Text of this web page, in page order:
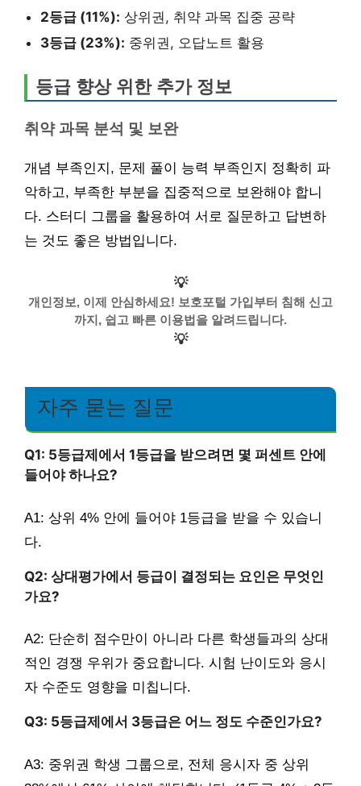
2등급 (11%): 상위권, 취약 과목 집중 공략
3등급 (23%): 중위권, 오답노트 활용
등급 향상 위한 추가 정보
취약 과목 분석 및 보완
개념 부족인지, 문제 풀이 능력 부족인지 정확히 파
악하고, 부족한 부분을 집중적으로 보완해야 합니
다. 스터디 그룹을 활용하여 서로 질문하고 답변하
는 것도 좋은 방법입니다.
💡
개인정보, 이제 안심하세요! 보호포털 가입부터 침해 신고
까지, 쉽고 빠른 이용법을 알려드립니다.
💡
자주 묻는 질문
Q1: 5등급제에서 1등급을 받으려면 몇 퍼센트 안에
들어야 하나요?
A1: 상위 4% 안에 들어야 1등급을 받을 수 있습니
다.
Q2: 상대평가에서 등급이 결정되는 요인은 무엇인
가요?
A2: 단순히 점수만이 아니라 다른 학생들과의 상대
적인 경쟁 우위가 중요합니다. 시험 난이도와 응시
자 수준도 영향을 미칩니다.
Q3: 5등급제에서 3등급은 어느 정도 수준인가요?
A3: 중위권 학생 그룹으로, 전체 응시자 중 상위